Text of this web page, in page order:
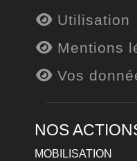
Utilisation
Mentions
Vos
NOS
MOBILISATION